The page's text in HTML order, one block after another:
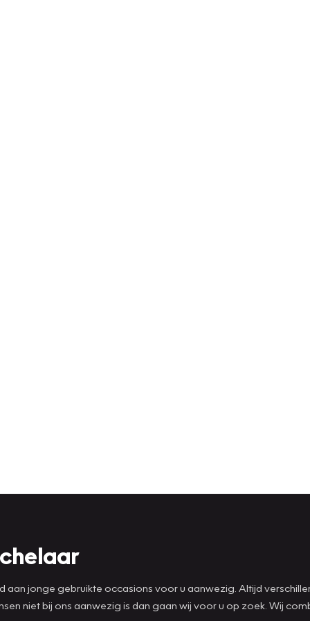
aan jonge gebruikte occasions voor u aanwezig. Altijd
niet bij ons aanwezig is dan gaan wij voor u op zoek. Wij